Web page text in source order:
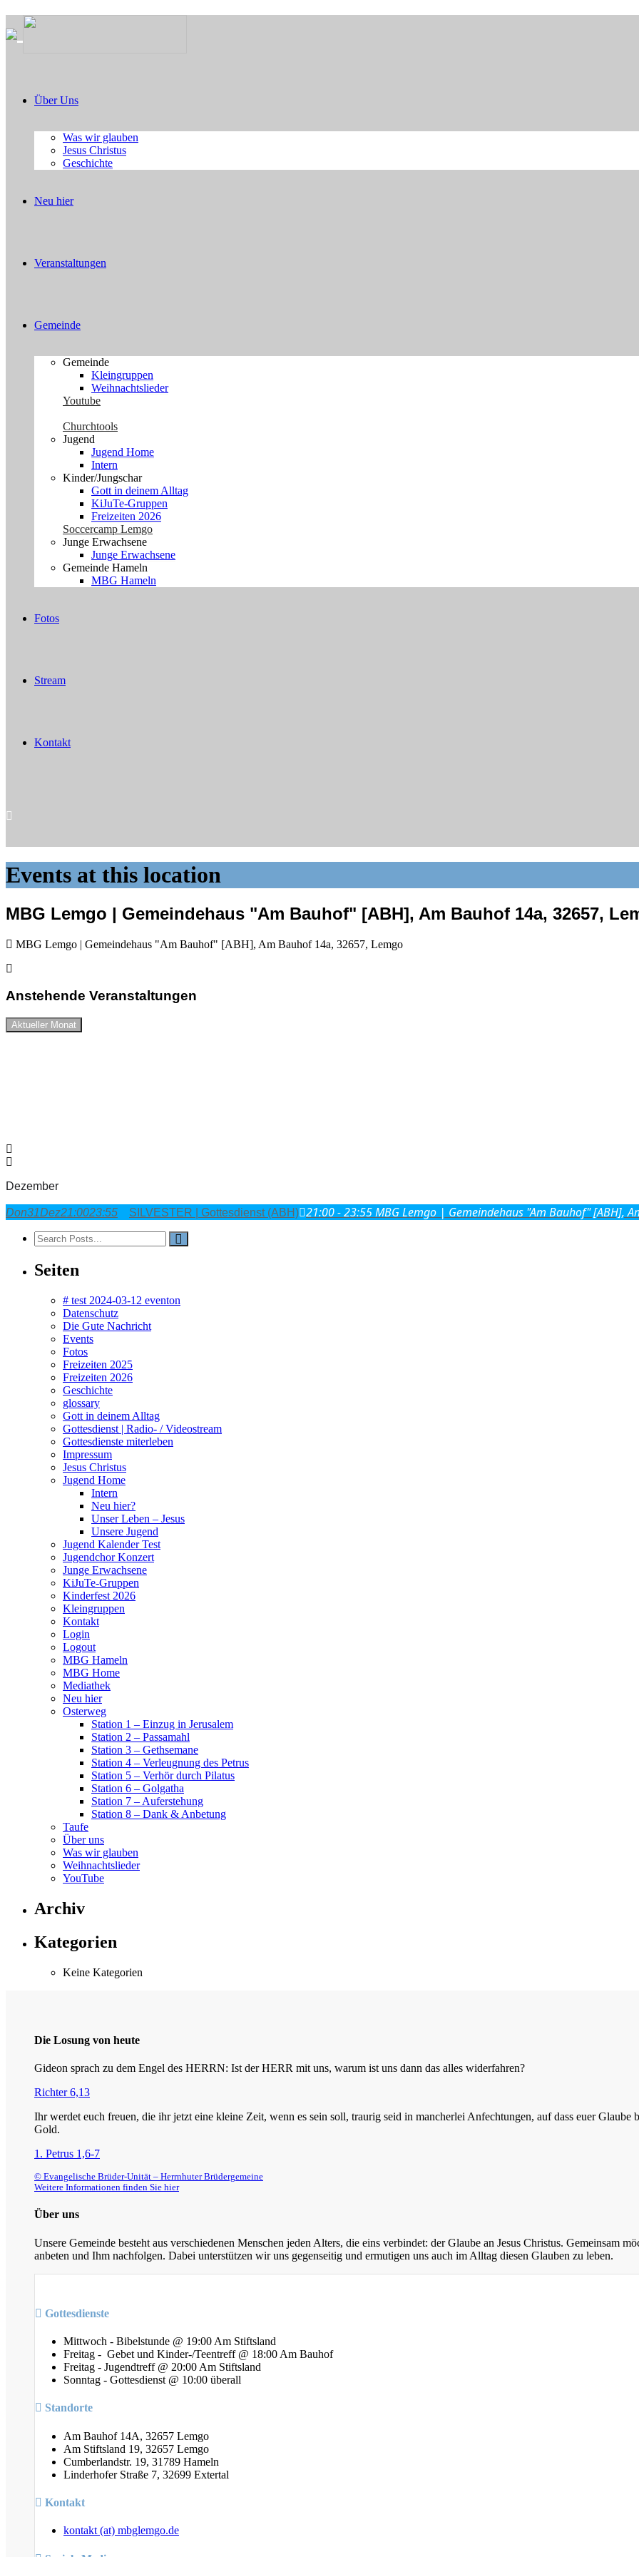
Über Uns
Was wir glauben
Jesus Christus
Geschichte
Neu hier
Veranstaltungen
Gemeinde
Gemeinde
Kleingruppen
Weihnachtslieder
Youtube
Churchtools
Jugend
Jugend Home
Intern
Kinder/Jungschar
Gott in deinem Alltag
KiJuTe-Gruppen
Freizeiten 2026
Soccercamp Lemgo
Junge Erwachsene
Junge Erwachsene
Gemeinde Hameln
MBG Hameln
Fotos
Stream
Kontakt
Events at this location
MBG Lemgo | Gemeindehaus "Am Bauhof" [ABH], Am Bauhof 14a, 32657,
MBG Lemgo | Gemeindehaus "Am Bauhof" [ABH], Am Bauhof 14a, 32657, Lemgo
Anstehende Veranstaltungen
Aktueller Monat
Dezember
Don31Dez21:0023:55 SILVESTER | Gottesdienst (ABH) 21:00 - 23:55MBG Lemgo | Gemeindehaus "Am Bauhof" [ABH],
Seiten
# test 2024-03-12 eventon
Datenschutz
Die Gute Nachricht
Events
Fotos
Freizeiten 2025
Freizeiten 2026
Geschichte
glossary
Gott in deinem Alltag
Gottesdienst | Radio- / Videostream
Gottesdienste miterleben
Impressum
Jesus Christus
Jugend Home
Intern
Neu hier?
Unser Leben – Jesus
Unsere Jugend
Jugend Kalender Test
Jugendchor Konzert
Junge Erwachsene
KiJuTe-Gruppen
Kinderfest 2026
Kleingruppen
Kontakt
Login
Logout
MBG Hameln
MBG Home
Mediathek
Neu hier
Osterweg
Station 1 – Einzug in Jerusalem
Station 2 – Passamahl
Station 3 – Gethsemane
Station 4 – Verleugnung des Petrus
Station 5 – Verhör durch Pilatus
Station 6 – Golgatha
Station 7 – Auferstehung
Station 8 – Dank & Anbetung
Taufe
Über uns
Was wir glauben
Weihnachtslieder
YouTube
Archiv
Kategorien
Keine Kategorien
Die Losung von heute
Gideon sprach zu dem Engel des HERRN: Ist der HERR mit uns, warum ist uns dann das alles widerfahren?
Richter 6,13
Ihr werdet euch freuen, die ihr jetzt eine kleine Zeit, wenn es sein soll, traurig seid in mancherlei Anfechtungen, auf dass euer
Gold.
1. Petrus 1,6-7
© Evangelische Brüder-Unität – Herrnhuter Brüdergemeine
Weitere Informationen finden Sie hier
Über uns
Unsere Gemeinde besteht aus verschiedenen Menschen jeden Alters, die eins verbindet: der Glaube an Jesus Christus. Gemeinsam
anbeten und Ihm nachfolgen. Dabei unterstützen wir uns gegenseitig und ermutigen uns auch im Alltag diesen Glauben zu leben.
Gottesdienste
Mittwoch - Bibelstunde @ 19:00 Am Stiftsland
Freitag - Gebet und Kinder-/Teentreff @ 18:00 Am Bauhof
Freitag - Jugendtreff @ 20:00 Am Stiftsland
Sonntag - Gottesdienst @ 10:00 überall
Standorte
Am Bauhof 14A, 32657 Lemgo
Am Stiftsland 19, 32657 Lemgo
Cumberlandstr. 19, 31789 Hameln
Linderhofer Straße 7, 32699 Extertal
Kontakt
kontakt (at) mbglemgo.de